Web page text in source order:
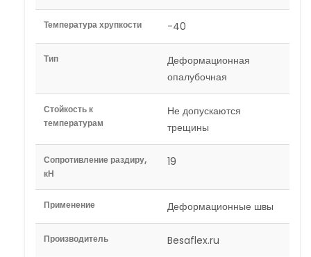
Температура хрупкости -40
Тип
Деформационная
опалубочная
Стойкость к
температурам
Не допускаются
трещины
Сопротивление раздиру,
кН
19
Применение Деформационные швы
Производитель Besaflex.ru